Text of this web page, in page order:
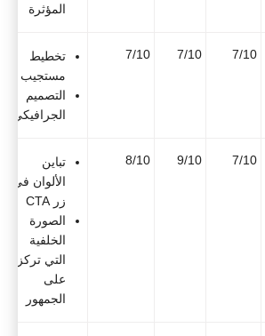
المؤثرة
7/10
7/10
7/10
تخطيط
مستجيب
التصميم
الجرافيكي
7/10
9/10
8/10
تباين
الألوان في
زر CTA
الصورة
الخلفية
التي تركز
على
الجمهور